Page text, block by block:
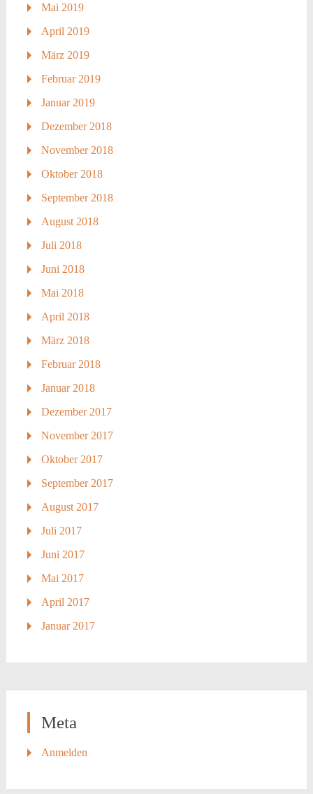
Mai 2019
April 2019
März 2019
Februar 2019
Januar 2019
Dezember 2018
November 2018
Oktober 2018
September 2018
August 2018
Juli 2018
Juni 2018
Mai 2018
April 2018
März 2018
Februar 2018
Januar 2018
Dezember 2017
November 2017
Oktober 2017
September 2017
August 2017
Juli 2017
Juni 2017
Mai 2017
April 2017
Januar 2017
Meta
Anmelden